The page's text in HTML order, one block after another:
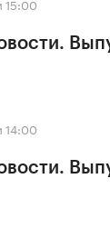
14:00